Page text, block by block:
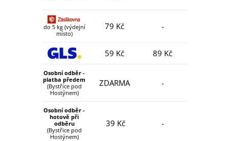
do 5 kg (výdejní
místo)
79 Kč -
59 Kč 89 Kč
Osobní odběr -
platba předem
(Bystřice pod
Hostýnem)
ZDARMA -
Osobní odběr -
hotově při
odběru
(Bystřice pod
Hostýnem)
39 Kč -